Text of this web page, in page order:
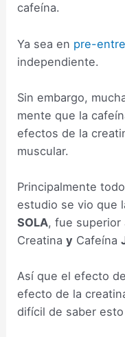
cafeína.
Ya sea en pre-
independiente.
Sin embargo,
mente que la
efectos de la
muscular.
Principalmente
estudio se vio que
SOLA, fue superior
Creatinay Cafeína
Así que el efecto
efecto de la
difícil de saber